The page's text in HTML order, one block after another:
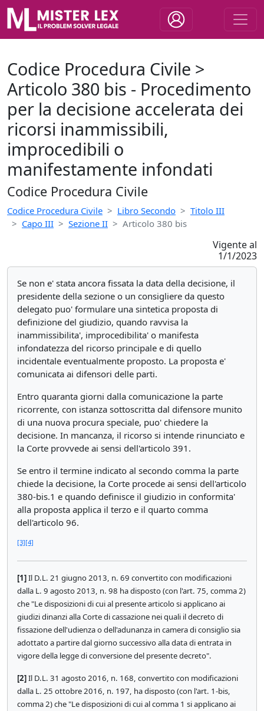
Codice Procedura Civile >
Articolo 380 bis - Procedimento
per la decisione accelerata dei
ricorsi inammissibili,
improcedibili o
manifestamente infondati
Codice Procedura Civile
Codice Procedura Civile Libro Secondo
Titolo III
Capo III
Sezione II Articolo 380 bis
Vigente al
1/1/2023
Se non e' stata ancora fissata la data della decisione, il
presidente della sezione o un consigliere da questo
delegato puo' formulare una sintetica proposta di
definizione del giudizio, quando ravvisa la
inammissibilita', improcedibilita' o manifesta
infondatezza del ricorso principale e di quello
incidentale eventualmente proposto. La proposta e'
comunicata ai difensori delle parti.
Entro quaranta giorni dalla comunicazione la parte
ricorrente, con istanza sottoscritta dal difensore munito
di una nuova procura speciale, puo' chiedere la
decisione. In mancanza, il ricorso si intende rinunciato e
la Corte provvede ai sensi dell'articolo 391.
Se entro il termine indicato al secondo comma la parte
chiede la decisione, la Corte procede ai sensi dell'articolo
380-bis.1 e quando definisce il giudizio in conformita'
alla proposta applica il terzo e il quarto comma
dell'articolo 96.
[3][4]
[1]Il D.L. 21 giugno 2013, n. 69 convertito con modificazioni
dalla L. 9 agosto 2013, n. 98 ha disposto (con l'art. 75, comma 2)
che "Le disposizioni di cui al presente articolo si applicano ai
giudizi dinanzi alla Corte di cassazione nei quali il decreto di
fissazione dell'udienza o dell'adunanza in camera di consiglio sia
adottato a partire dal giorno successivo alla data di entrata in
vigore della legge di conversione del presente decreto".
[2]Il D.L. 31 agosto 2016, n. 168, convertito con modificazioni
dalla L. 25 ottobre 2016, n. 197, ha disposto (con l'art. 1-bis,
comma 2) che "Le disposizioni di cui al comma 1 si applicano ai